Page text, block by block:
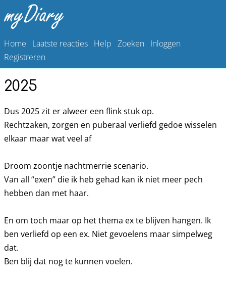
Home Laatste reacties Help Zoeken Inloggen
Registreren
2025
Dus 2025 zit er alweer een flink stuk op.
Rechtzaken, zorgen en puberaal verliefd gedoe wisselen
elkaar maar wat veel af
Droom zoontje nachtmerrie scenario.
Van all “exen” die ik heb gehad kan ik niet meer pech
hebben dan met haar.
En om toch maar op het thema ex te blijven hangen. Ik
ben verliefd op een ex. Niet gevoelens maar simpelweg
dat.
Ben blij dat nog te kunnen voelen.